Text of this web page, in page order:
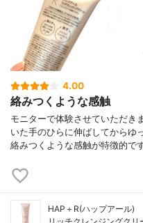
4.00
絡みつくような感触
モニターで体験させていただき
いた手のひらに伸ばしてからゆ
絡みつくような感触が特徴的で
HAP＋R(ハップアール)